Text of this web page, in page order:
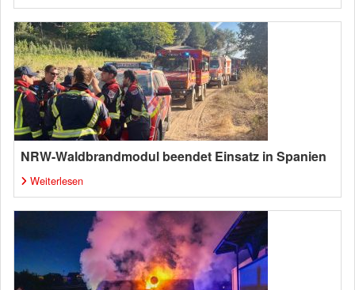
NRW-Waldbrandmodul beendet Einsatz in Spanien
Weiterlesen